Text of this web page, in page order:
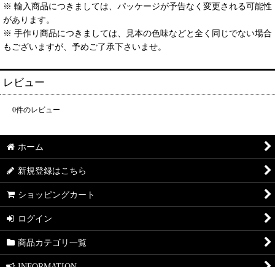
※ 輸入商品につきましては、パッケージが予告なく変更される可能性
があります。
※ 手作り商品につきましては、見本の色味などと全く同じでない場合
もございますが、予めご了承下さいませ。
レビュー
0件のレビュー
ホーム
新規登録はこちら
ショッピングカート
ログイン
商品カテゴリ一覧